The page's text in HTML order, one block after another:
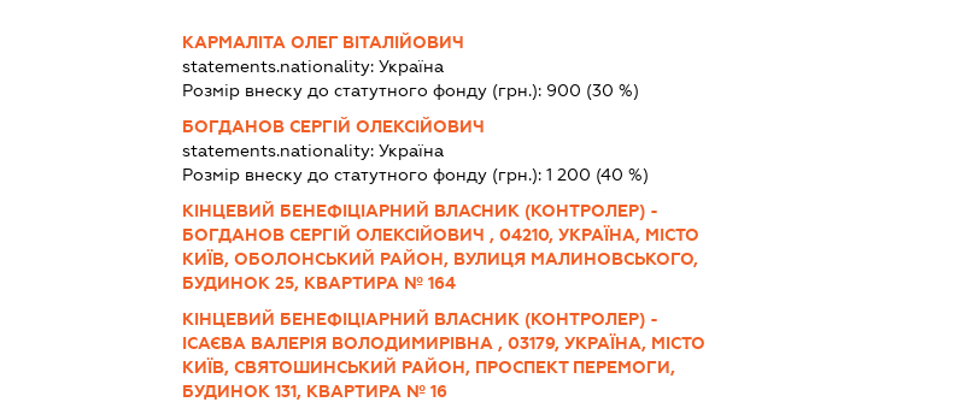
КАРМАЛІТА ОЛЕГ ВІТАЛІЙОВИЧ
statements.nationality:Україна
Розмір внеску до статутного фонду (грн.): 900 (30 %)
БОГДАНОВ СЕРГІЙ ОЛЕКСІЙОВИЧ
statements.nationality:Україна
Розмір внеску до статутного фонду (грн.):1 200 (40 %)
КІНЦЕВИЙ БЕНЕФІЦІАРНИЙ ВЛАСНИК (КОНТРОЛЕР) -
БОГДАНОВ СЕРГІЙ ОЛЕКСІЙОВИЧ , 04210, УКРАЇНА, МІСТО
КИЇВ, ОБОЛОНСЬКИЙ РАЙОН, ВУЛИЦЯ МАЛИНОВСЬКОГО,
БУДИНОК 25, КВАРТИРА № 164
КІНЦЕВИЙ БЕНЕФІЦІАРНИЙ ВЛАСНИК (КОНТРОЛЕР) -
ІСАЄВА ВАЛЕРІЯ ВОЛОДИМИРІВНА , 03179, УКРАЇНА, МІСТО
КИЇВ, СВЯТОШИНСЬКИЙ РАЙОН, ПРОСПЕКТ ПЕРЕМОГИ,
БУДИНОК 131, КВАРТИРА № 16